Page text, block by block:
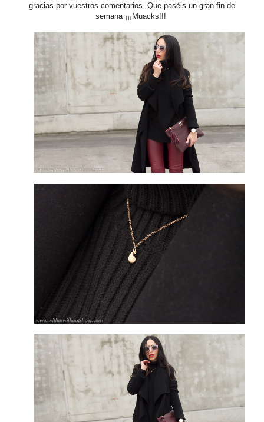
gracias por vuestros comentarios. Que paséis un gran fin de
semana ¡¡¡Muacks!!!